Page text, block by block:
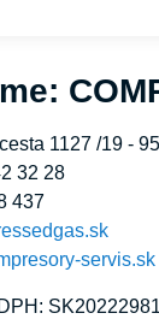
1127 /19 -
32 28
437
servis.sk